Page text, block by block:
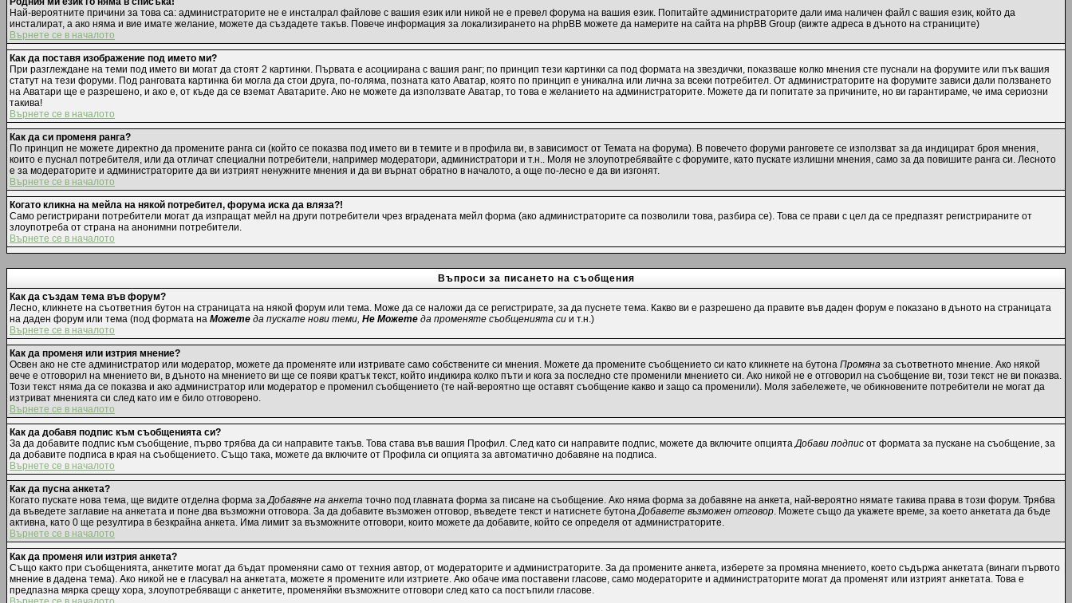
Най-вероятните причини за това са: администраторите не е инсталрал файлове с вашия език или никой не е превел форума на вашия език. Попитайте администраторите дали има наличен файл с вашия език, който да
инсталират, а ако няма и вие имате желание, можете да създадете такъв. Повече информация за локализирането на phpBB можете да намерите на сайта на phpBB Group (вижте адреса в дъното на страниците)
Върнете се в началото
Как да поставя изображение под името ми?
При разглеждане на теми под името ви могат да стоят 2 картинки. Първата е асоциирана с вашия ранг; по принцип тези картинки са под формата на звездички, показваше колко мнения сте пуснали на форумите или пък вашия
статут на тези форуми. Под ранговата картинка би могла да стои друга, по-голяма, позната като Аватар, която по принцип е уникална или лична за всеки потребител. От администраторите на форумите зависи дали ползването
на Аватари ще е разрешено, и ако е, от къде да се вземат Аватарите. Ако не можете да използвате Аватар, то това е желанието на администраторите. Можете да ги попитате за причините, но ви гарантираме, че има сериозни
такива!
Върнете се в началото
Как да си променя ранга?
По принцип не можете директно да промените ранга си (който се показва под името ви в темите и в профила ви, в зависимост от Темата на форума). В повечето форуми ранговете се използват за да индицират броя мнения,
които е пуснал потребителя, или да отличат специални потребители, например модератори, администратори и т.н.. Моля не злоупотребявайте с форумите, като пускате излишни мнения, само за да повишите ранга си. Лесното
е за модераторите и администраторите да ви изтрият ненужните мнения и да ви върнат обратно в началото, а още по-лесно е да ви изгонят.
Върнете се в началото
Когато кликна на мейла на някой потребител, форума иска да вляза?!
Само регистрирани потребители могат да изпращат мейл на други потребители чрез вградената мейл форма (ако администраторите са позволили това, разбира се). Това се прави с цел да се предпазят регистрираните от
злоупотреба от страна на анонимни потребители.
Върнете се в началото
Въпроси за писането на съобщения
Как да създам тема във форум?
Лесно, кликнете на съответния бутон на страницата на някой форум или тема. Може да се наложи да се регистрирате, за да пуснете тема. Какво ви е разрешено да правите във даден форум е показано в дъното на страницата
на даден форум или тема (под формата на Можете да пускате нови теми, Не Можете да променяте съобщенията си и т.н.)
Върнете се в началото
Как да променя или изтрия мнение?
Освен ако не сте администратор или модератор, можете да променяте или изтривате само собствените си мнения. Можете да промените съобщението си като кликнете на бутона Промяна за съответното мнение. Ако някой
вече е отговорил на мнението ви, в дъното на мнението ви ще се появи кратък текст, който индикира колко пъти и кога за последно сте променили мнението си. Ако никой не е отговорил на съобщение ви, този текст не ви показва.
Този текст няма да се показва и ако администратор или модератор е променил съобщението (те най-вероятно ще оставят съобщение какво и защо са променили). Моля забележете, че обикновените потребители не могат да
изтриват мненията си след като им е било отговорено.
Върнете се в началото
Как да добавя подпис към съобщенията си?
За да добавите подпис към съобщение, първо трябва да си направите такъв. Това става във вашия Профил. След като си направите подпис, можете да включите опциятаДобави подпис от формата за пускане на съобщение, за
да добавите подписа в края на съобщението. Също така, можете да включите от Профила си опцията за автоматично добавяне на подписа.
Върнете се в началото
Как да пусна анкета?
Когато пускате нова тема, ще видите отделна форма заДобавяне на анкета точно под главната форма за писане на съобщение. Ако няма форма за добавяне на анкета, най-вероятно нямате такива права в този форум. Трябва
да въведете заглавие на анкетата и поне два възможни отговора. За да добавите възможен отговор, въведете текст и натиснете бутонаДобавете възможен отговор. Можете също да укажете време, за което анкетата да бъде
активна, като 0 ще резултира в безкрайна анкета. Има лимит за възможните отговори, които можете да добавите, който се определя от администраторите.
Върнете се в началото
Как да променя или изтрия анкета?
Също както при съобщенията, анкетите могат да бъдат променяни само от техния автор, от модераторите и администраторите. За да промените анкета, изберете за промяна мнението, което съдържа анкетата (винаги първото
мнение в дадена тема). Ако никой не е гласувал на анкетата, можете я промените или изтриете. Ако обаче има поставени гласове, само модераторите и администраторите могат да променят или изтрият анкетата. Това е
предпазна мярка срещу хора, злоупотребяващи с анкетите, променяйки възможните отговори след като са постъпили гласове.